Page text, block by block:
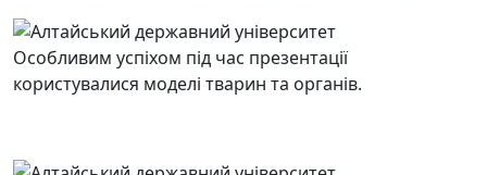
Особливим успіхом під час презентації
користувалися моделі тварин та органів.